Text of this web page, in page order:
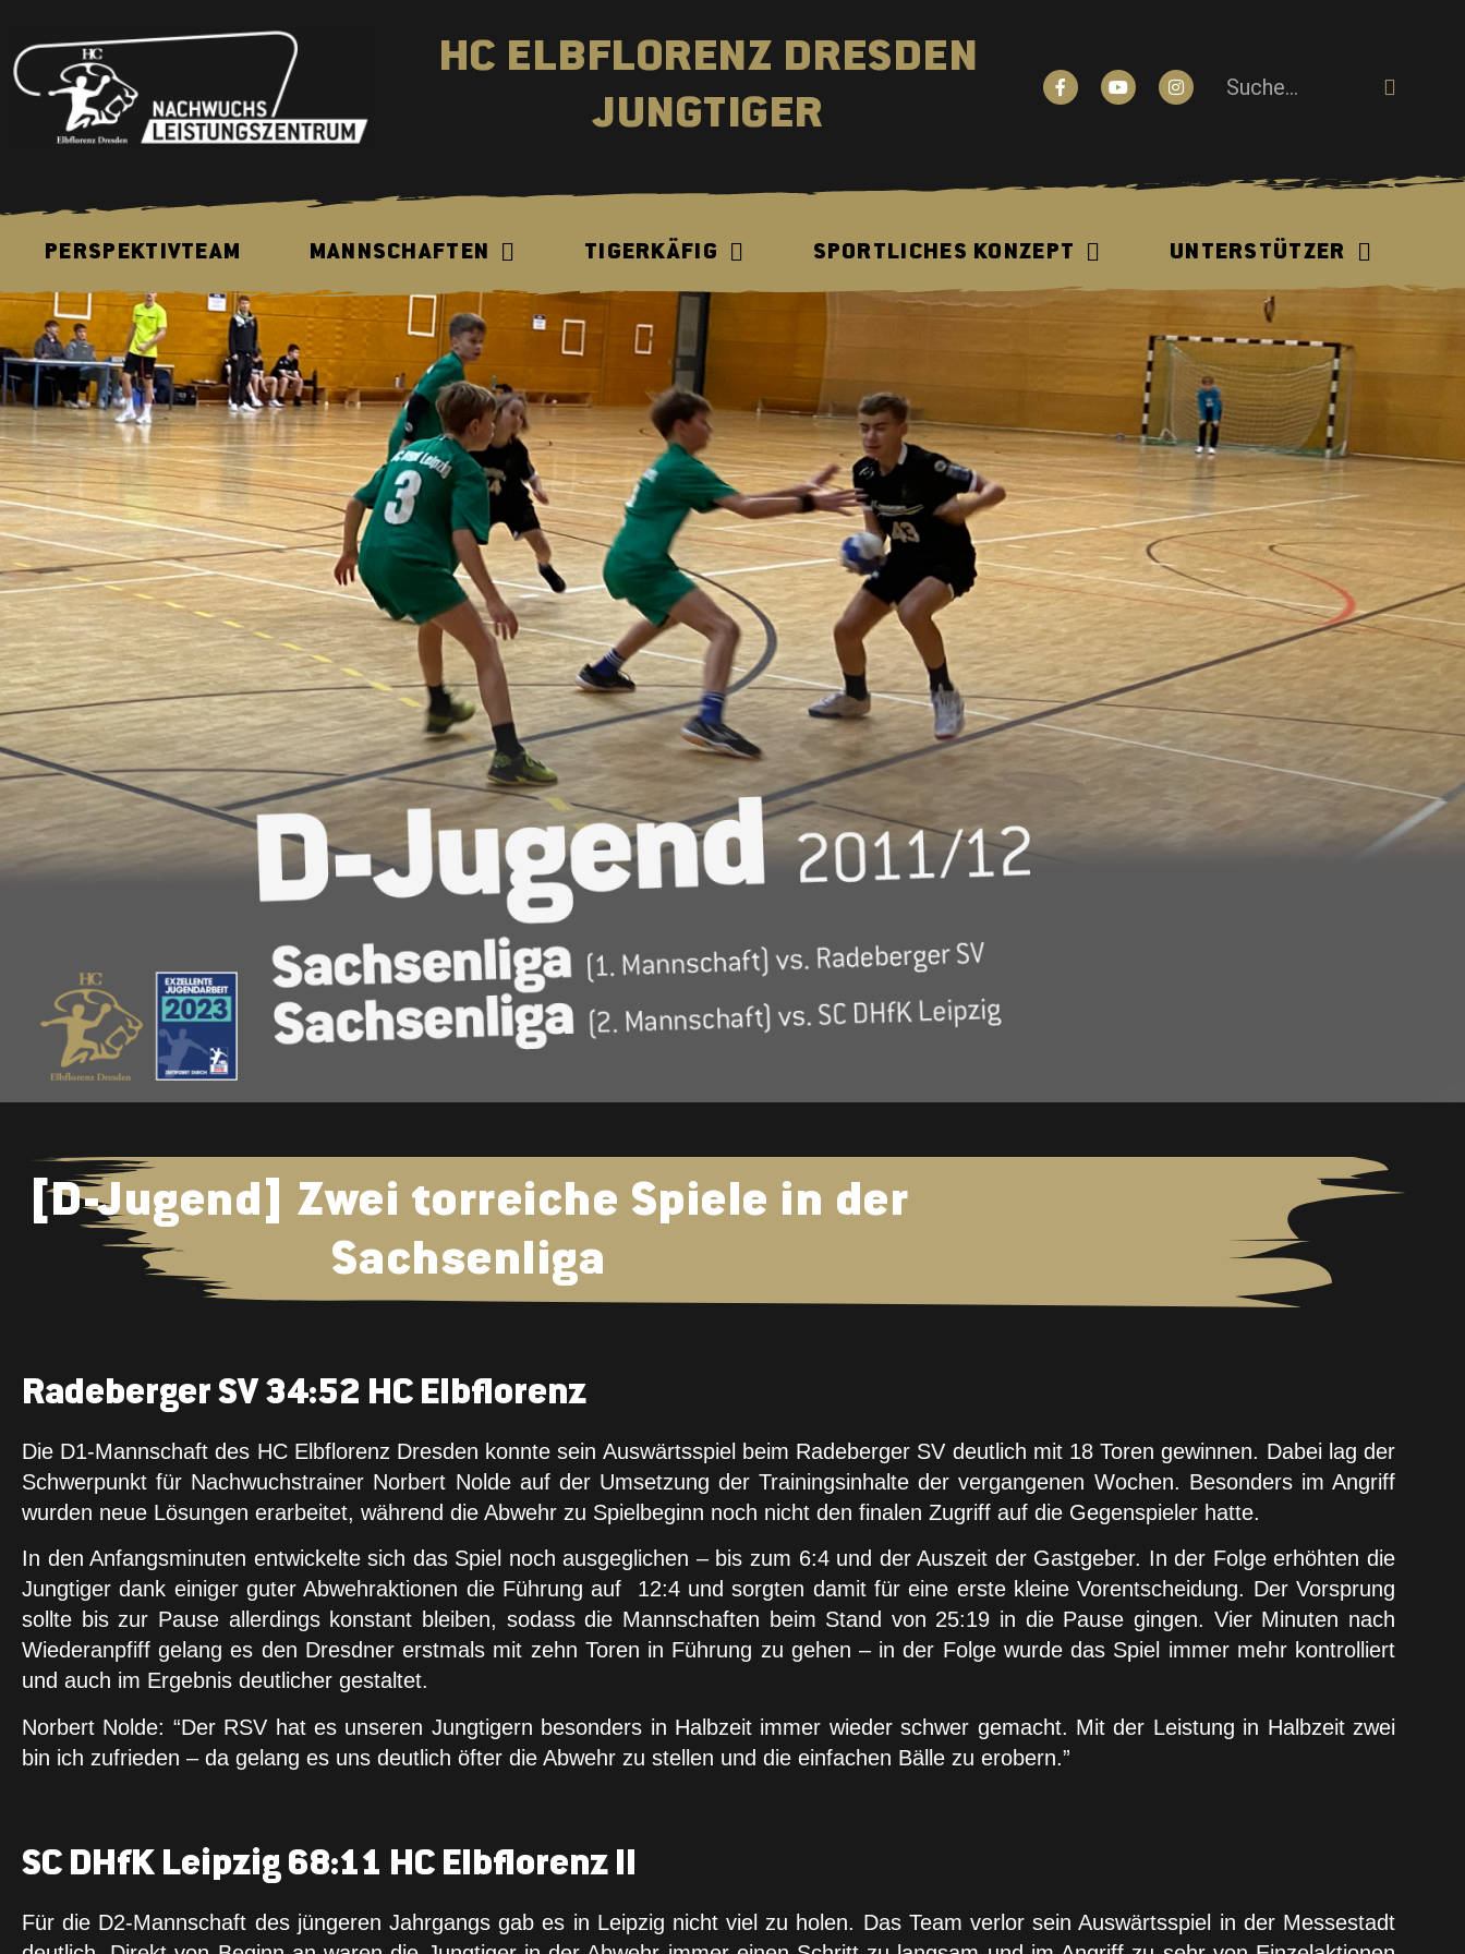
HC ELBFLORENZ DRESDEN
JUNGTIGER
PERSPEKTIVTEAM MANNSCHAFTEN TIGERKÄFIG SPORTLICHES KONZEPT UNTERSTÜTZER
[D-Jugend] Zwei torreiche Spiele in der
Sachsenliga
Radeberger SV 34:52 HC Elbflorenz
Die D1-Mannschaft des HC Elbflorenz Dresden konnte sein Auswärtsspiel beim Radeberger SV deutlich mit 18 Toren gewinnen. Dabei lag der
Schwerpunkt für Nachwuchstrainer Norbert Nolde auf der Umsetzung der Trainingsinhalte der vergangenen Wochen. Besonders im Angriff
wurden neue Lösungen erarbeitet, während die Abwehr zu Spielbeginn noch nicht den finalen Zugriff auf die Gegenspieler hatte.
In den Anfangsminuten entwickelte sich das Spiel noch ausgeglichen – bis zum 6:4 und der Auszeit der Gastgeber. In der Folge erhöhten die
Jungtiger dank einiger guter Abwehraktionen die Führung auf 12:4 und sorgten damit für eine erste kleine Vorentscheidung. Der Vorsprung
sollte bis zur Pause allerdings konstant bleiben, sodass die Mannschaften beim Stand von 25:19 in die Pause gingen. Vier Minuten nach
Wiederanpfiff gelang es den Dresdner erstmals mit zehn Toren in Führung zu gehen – in der Folge wurde das Spiel immer mehr kontrolliert
und auch im Ergebnis deutlicher gestaltet.
Norbert Nolde: “Der RSV hat es unseren Jungtigern besonders in Halbzeit immer wieder schwer gemacht. Mit der Leistung in Halbzeit zwei
bin ich zufrieden – da gelang es uns deutlich öfter die Abwehr zu stellen und die einfachen Bälle zu erobern.”
SC DHfK Leipzig 68:11 HC Elbflorenz II
Für die D2-Mannschaft des jüngeren Jahrgangs gab es in Leipzig nicht viel zu holen. Das Team verlor sein Auswärtsspiel in der Messestadt